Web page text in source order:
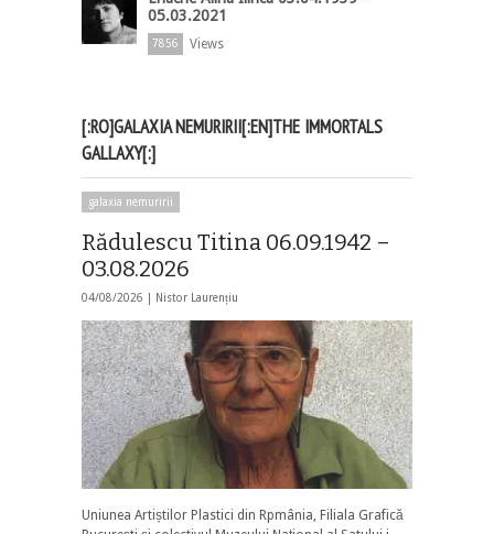
05.03.2021
7856 Views
[:RO]GALAXIA NEMURIRII[:EN]THE IMMORTALS
GALLAXY[:]
galaxia nemuririi
Rădulescu Titina 06.09.1942 –
03.08.2026
04/08/2026 | Nistor Laurențiu
Uniunea Artiștilor Plastici din Rpmânia, Filiala Grafică